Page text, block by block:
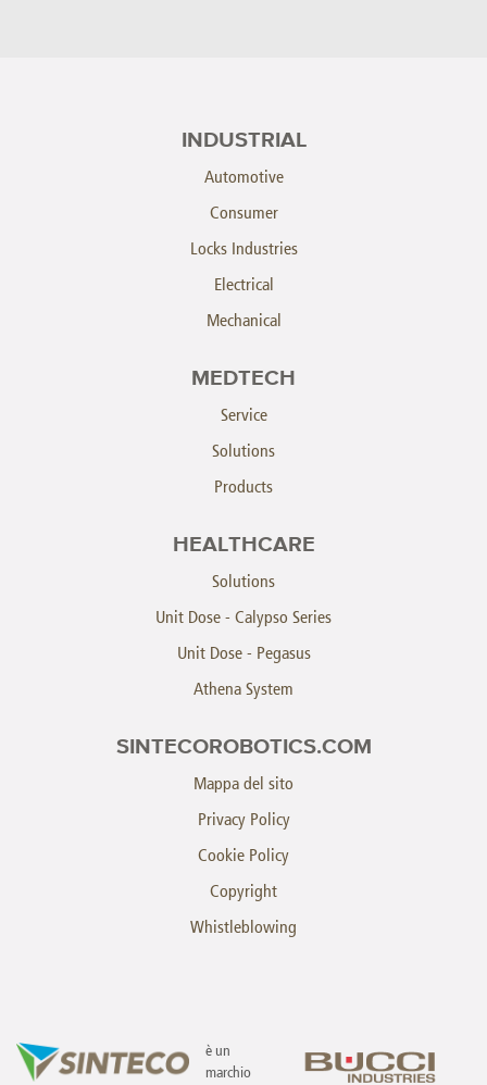
INDUSTRIAL
Automotive
Consumer
Locks Industries
Electrical
Mechanical
MEDTECH
Service
Solutions
Products
HEALTHCARE
Solutions
Unit Dose - Calypso Series
Unit Dose - Pegasus
Athena System
SINTECOROBOTICS.COM
Mappa del sito
Privacy Policy
Cookie Policy
Copyright
Whistleblowing
è un
marchio